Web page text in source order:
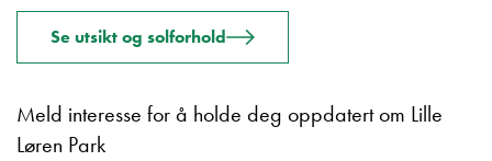
Se utsikt og solforhold
Meld interesse for å holde deg oppdatert om Lille
Løren Park